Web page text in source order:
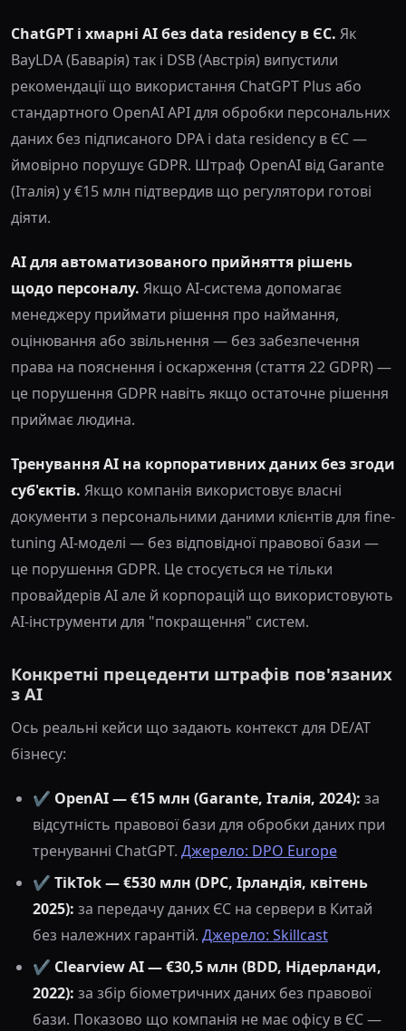
ChatGPT і хмарні AI без data residency в ЄС. Як
BayLDA (Баварія) так і DSB (Австрія) випустили
рекомендації що використання ChatGPT Plus або
стандартного OpenAI API для обробки персональних
даних без підписаного DPA і data residency в ЄС —
ймовірно порушує GDPR. Штраф OpenAI від Garante
(Італія) у €15 млн підтвердив що регулятори готові
діяти.
AI для автоматизованого прийняття рішень
щодо персоналу. Якщо AI-система допомагає
менеджеру приймати рішення про наймання,
оцінювання або звільнення — без забезпечення
права на пояснення і оскарження (стаття 22 GDPR) —
це порушення GDPR навіть якщо остаточне рішення
приймає людина.
Тренування AI на корпоративних даних без згоди
суб'єктів. Якщо компанія використовує власні
документи з персональними даними клієнтів для fine-
tuning AI-моделі — без відповідної правової бази —
це порушення GDPR. Це стосується не тільки
провайдерів AI але й корпорацій що використовують
AI-інструменти для "покращення" систем.
Конкретні прецеденти штрафів пов'язаних
з AI
Ось реальні кейси що задають контекст для DE/AT
бізнесу:
✔️ OpenAI — €15 млн (Garante, Італія, 2024): за
відсутність правової бази для обробки даних при
тренуванні ChatGPT. Джерело: DPO Europe
✔️ TikTok — €530 млн (DPC, Ірландія, квітень
2025): за передачу даних ЄС на сервери в Китай
без належних гарантій. Джерело: Skillcast
✔️ Clearview AI — €30,5 млн (BDD, Нідерланди,
2022): за збір біометричних даних без правової
бази. Показово що компанія не має офісу в ЄС —